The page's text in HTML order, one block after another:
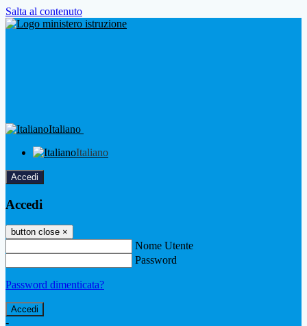
Salta al contenuto
Italiano
Italiano
Accedi
Accedi
button close ×
Nome Utente
Password
Password dimenticata?
-